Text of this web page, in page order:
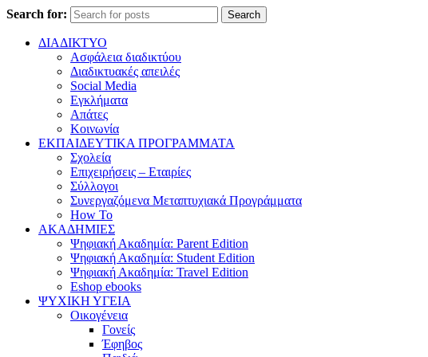
Search for: Search
ΔΙΑΔΙΚΤΥΟ
Ασφάλεια διαδικτύου
Διαδικτυακές απειλές
Social Media
Εγκλήματα
Απάτες
Κοινωνία
ΕΚΠΑΙΔΕΥΤΙΚΑ ΠΡΟΓΡΑΜΜΑΤΑ
Σχολεία
Επιχειρήσεις – Εταιρίες
Σύλλογοι
Συνεργαζόμενα Μεταπτυχιακά Προγράμματα
How To
ΑΚΑΔΗΜΙΕΣ
Ψηφιακή Ακαδημία: Parent Edition
Ψηφιακή Ακαδημία: Student Edition
Ψηφιακή Ακαδημία: Travel Edition
Eshop ebooks
ΨΥΧΙΚΗ ΥΓΕΙΑ
Οικογένεια
Γονείς
Έφηβος